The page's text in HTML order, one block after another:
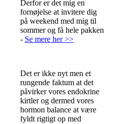
Derfor er det mig en
fornøjelse at invitere dig
på weekend med mig til
sommer og få hele pakken
- Se mere her >>
Det er ikke nyt men et
rungende faktum at det
påvirker vores endokrine
kirtler og dermed vores
hormon balance at være
fyldt rigtigt op med